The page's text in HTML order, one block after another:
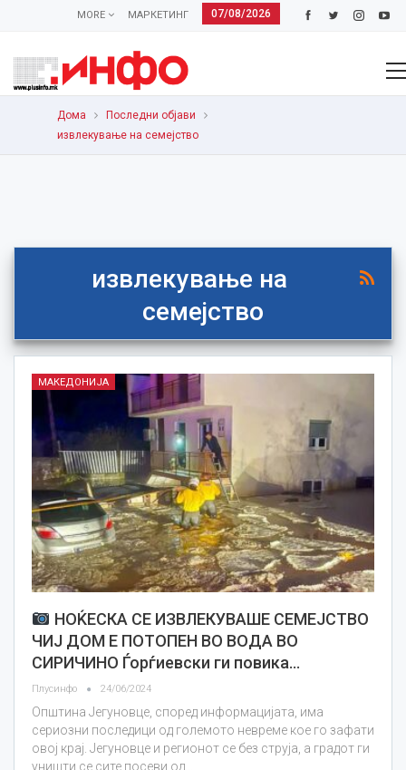
07/08/2026
МАРКЕТИНГ
MORE
Дома
Последни објави
извлекување на семејство
извлекување на
семејство
МАКЕДОНИЈА
НОЌЕСКА СЕ ИЗВЛЕКУВАШЕ СЕМЕЈСТВО
ЧИЈ ДОМ Е ПОТОПЕН ВО ВОДА ВО
СИРИЧИНО Ѓорѓиевски ги повика…
Плусинфо 24/06/2024
Општина Јегуновце, според информацијата, има
сериозни последици од големото невреме кое го зафати
овој крај. Јегуновце и регионот се без струја, а градот ги
уништи се сите посеви од…